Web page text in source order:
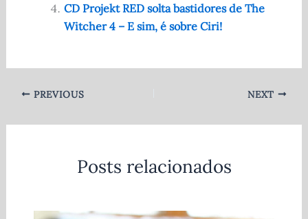
CD Projekt RED solta bastidores de The
Witcher 4 – E sim, é sobre Ciri!
PREVIOUS NEXT
Posts relacionados